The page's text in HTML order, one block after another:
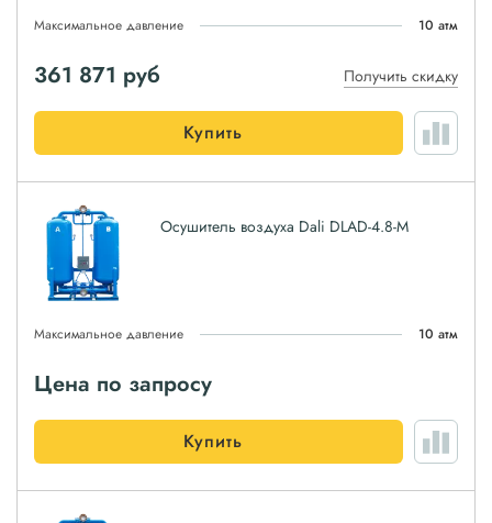
Максимальное давление 10 атм
361 871 руб Получить скидку
Купить
Осушитель воздуха Dali DLAD-4.8-M
Максимальное давление 10 атм
Цена по запросу
Купить